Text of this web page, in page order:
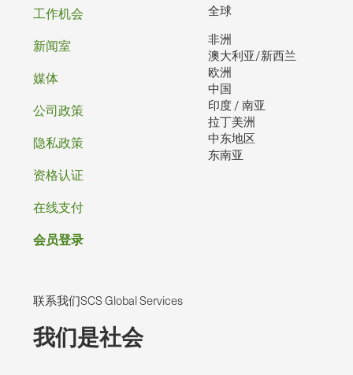
全球
非洲
澳大利亚/新西兰
欧洲
中国
印度 / 南亚
拉丁美洲
中东地区
东南亚
页
脚
工作机会
新闻室
媒体
公司政策
隐私政策
资格认证
在线支付
会员登录
联系我们SCS Global Services
我们是社会